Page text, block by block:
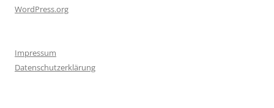
WordPress.org
Impressum
Datenschutzerklärung